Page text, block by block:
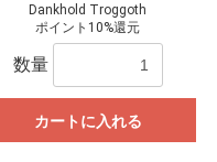
Dankhold Troggoth
ポイント10%還元
数量
カートに入れる